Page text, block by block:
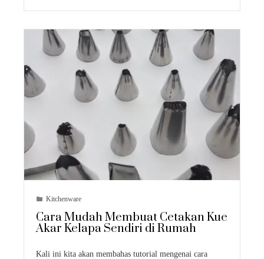
Kitchenware
Cara Mudah Membuat Cetakan Kue
Akar Kelapa Sendiri di Rumah
Kali ini kita akan membahas tutorial mengenai cara